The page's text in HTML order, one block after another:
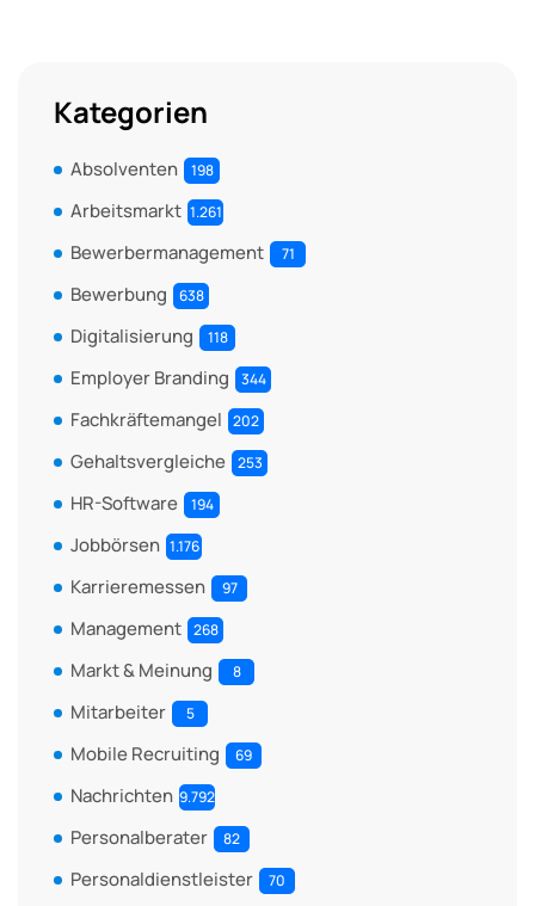
Kategorien
Absolventen 198
Arbeitsmarkt 1.261
Bewerbermanagement 71
Bewerbung 638
Digitalisierung 118
Employer Branding 344
Fachkräftemangel 202
Gehaltsvergleiche 253
HR-Software 194
Jobbörsen 1.176
Karrieremessen 97
Management 268
Markt & Meinung 8
Mitarbeiter 5
Mobile Recruiting 69
Nachrichten 9.792
Personalberater 82
Personaldienstleister 70